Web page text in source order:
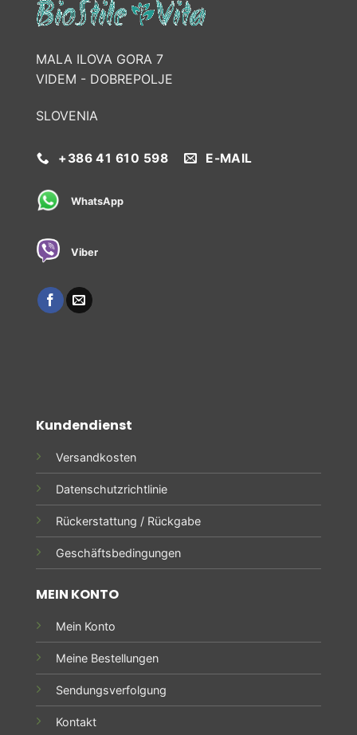
MALA ILOVA GORA 7
VIDEM - DOBREPOLJE
SLOVENIA
+386 41 610 598 E-MAIL
WhatsApp
Viber
Kundendienst
Versandkosten
Datenschutzrichtlinie
Rückerstattung / Rückgabe
Geschäftsbedingungen
MEIN KONTO
Mein Konto
Meine Bestellungen
Sendungsverfolgung
Kontakt